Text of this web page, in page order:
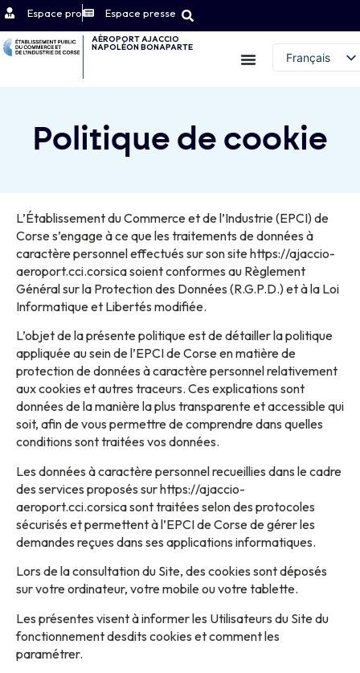
Espace pro Espace presse
AÉROPORT AJACCIO
NAPOLÉON BONAPARTE
Français
Contact
Politique de cookie
L’Établissement du Commerce et de l’Industrie (EPCI) de
Corse s’engage à ce que les traitements de données à
caractère personnel effectués sur son site https://ajaccio-
aeroport.cci.corsica soient conformes au Règlement
Général sur la Protection des Données (R.G.P.D.) et à la Loi
Informatique et Libertés modifiée.
L’objet de la présente politique est de détailler la politique
appliquée au sein de l’EPCI de Corse en matière de
protection de données à caractère personnel relativement
aux cookies et autres traceurs. Ces explications sont
données de la manière la plus transparente et accessible qui
soit, afin de vous permettre de comprendre dans quelles
conditions sont traitées vos données.
Les données à caractère personnel recueillies dans le cadre
des services proposés sur https://ajaccio-
aeroport.cci.corsica sont traitées selon des protocoles
sécurisés et permettent à l’EPCI de Corse de gérer les
demandes reçues dans ses applications informatiques.
Lors de la consultation du Site, des cookies sont déposés
sur votre ordinateur, votre mobile ou votre tablette.
Les présentes visent à informer les Utilisateurs du Site du
fonctionnement desdits cookies et comment les
paramétrer.